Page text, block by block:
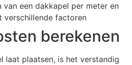
van een dakkapel per meter en
verschillende factoren
berekenen
laat plaatsen, is het verstandig